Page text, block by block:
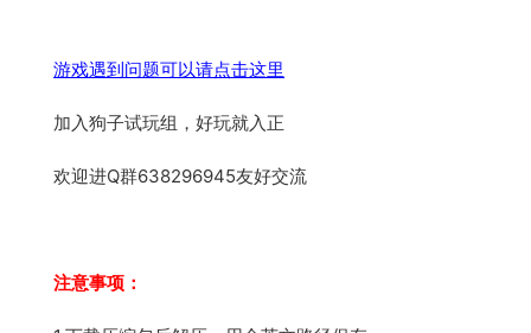
游戏遇到问题可以请点击这里
加入狗子试玩组，好玩就入正
欢迎进Q群638296945友好交流
注意事项：